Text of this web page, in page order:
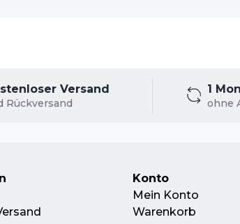
Versand
Rückversand
1
ohne
Konto
Mein Konto
Warenkorb